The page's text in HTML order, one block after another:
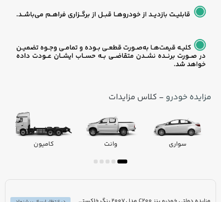
مزایده خودرو - کلاس مزایدات
سواری وانت کامیون